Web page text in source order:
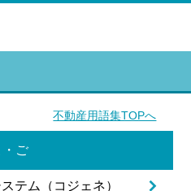
不動産用語集TOPへ
・ご
テム（コジェネ）